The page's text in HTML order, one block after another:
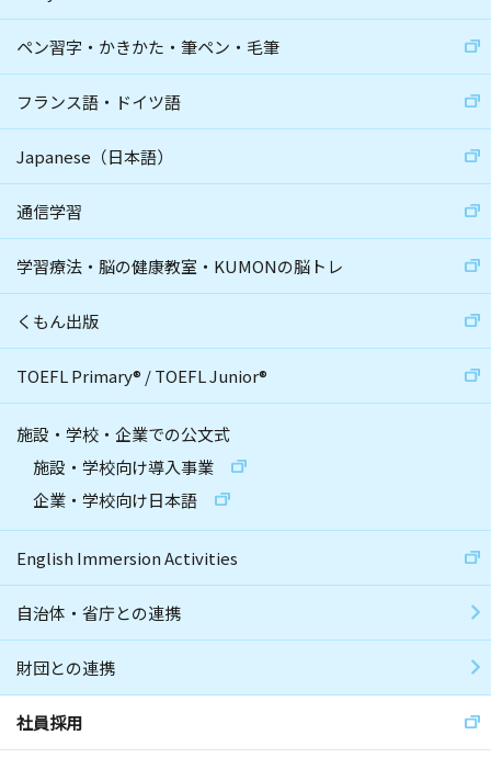
ペン習字・かきかた・筆ペン・毛筆
フランス語・ドイツ語
Japanese（日本語）
通信学習
学習療法・脳の健康教室・KUMONの脳トレ
くもん出版
TOEFL Primary® /TOEFL Junior®
施設・学校・企業での公文式
施設・学校向け導入事業
企業・学校向け日本語
English Immersion Activities
自治体・省庁との連携
財団との連携
社員採用